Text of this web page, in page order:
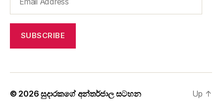
Address
SUBSCRIBE
© 2026සුදාරකගේ අන්තර්ජාල සටහන Up ↑